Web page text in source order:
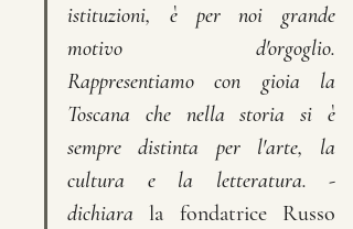
istituzioni, è per noi grande
motivo d'orgoglio.
Rappresentiamo con gioia la
Toscana che nella storia si è
sempre distinta per l'arte, la
cultura e la letteratura. -
dichiara la fondatrice Russo